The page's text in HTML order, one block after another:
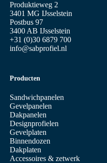
Produktieweg 2
3401 MG IJsselstein
Postbus 97
3400 AB IJsselstein
+31 (0)30 6879 700
info@sabprofiel.nl
Producten
Sandwichpanelen
Gevelpanelen
Dakpanelen
Designprofielen
Gevelplaten
Binnendozen
Dakplaten
Accessoires & zetwerk